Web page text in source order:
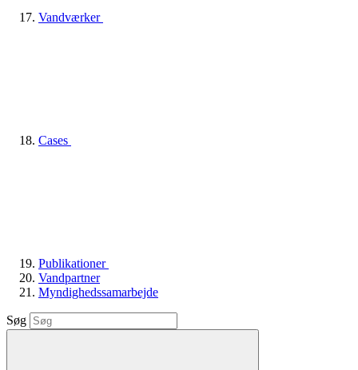
Vandværker
Cases
Publikationer
Vandpartner
Myndighedssamarbejde
Søg